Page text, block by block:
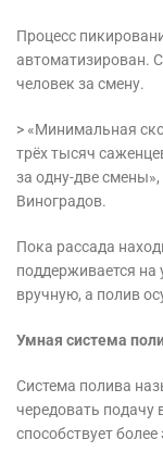
Процесс
автоматизирован.
человек за смену.
> «Минимальная
трёх тысяч
за одну-две
Виноградов.
Пока рассада
поддерживается на
вручную, а полив
Умная система
Система полива
чередовать подачу
способствует